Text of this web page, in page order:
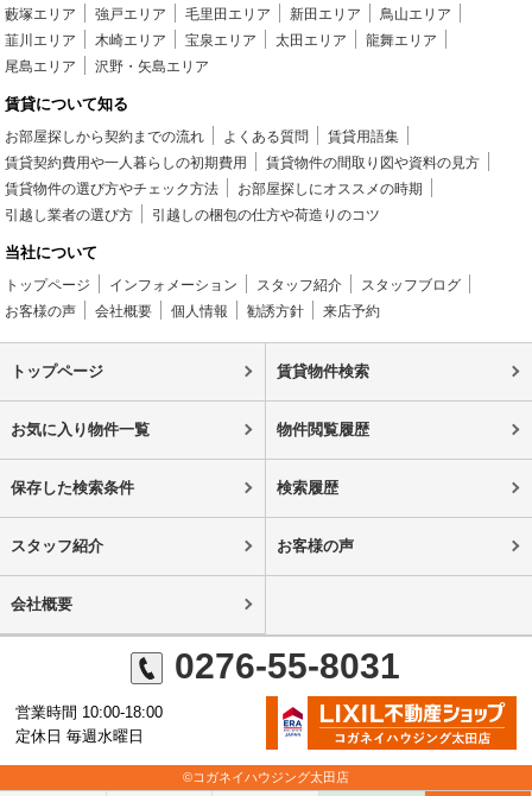
藪塚エリア 強戸エリア 毛里田エリア 新田エリア
鳥山エリア
韮川エリア
木崎エリア 宝泉エリア 太田エリア
龍舞エリア
尾島エリア
沢野・矢島エリア
賃貸について知る
お部屋探しから契約までの流れ よくある質問
賃貸用語集
賃貸契約費用や一人暮らしの初期費用
賃貸物件の間取り図や資料の見方
賃貸物件の選び方やチェック方法
お部屋探しにオススメの時期
引越し業者の選び方
引越しの梱包の仕方や荷造りのコツ
当社について
トップページ インフォメーション スタッフ紹介
スタッフブログ
お客様の声
会社概要 個人情報 勧誘方針 来店予約
トップページ 賃貸物件検索
お気に入り物件一覧 物件閲覧履歴
保存した検索条件 検索履歴
スタッフ紹介 お客様の声
会社概要
0276-55-8031
営業時間 10:00-18:00
定休日 毎週水曜日
©コガネイハウジング太田店